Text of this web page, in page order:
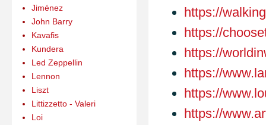
https://
https://
https://
https://
https://
https://
Jiménez
John Barry
Kavafis
Kundera
Led Zeppellin
Lennon
Liszt
Littizzetto - Valeri
Loi